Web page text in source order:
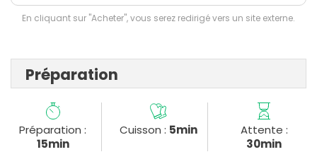
En cliquant sur "Acheter", vous serez redirigé vers un site externe.
Préparation
Préparation :
15min
Cuisson : 5min
Attente :
30min